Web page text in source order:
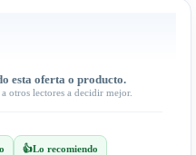
esta oferta o producto.
otros lectores a decidir mejor.
👍Lo recomiendo